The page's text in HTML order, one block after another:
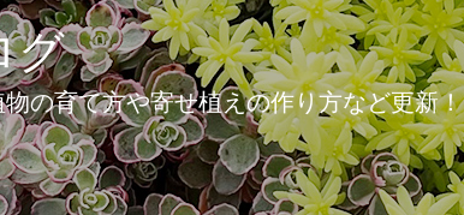
グ
の育て方や寄せ植えの作り方など更新！